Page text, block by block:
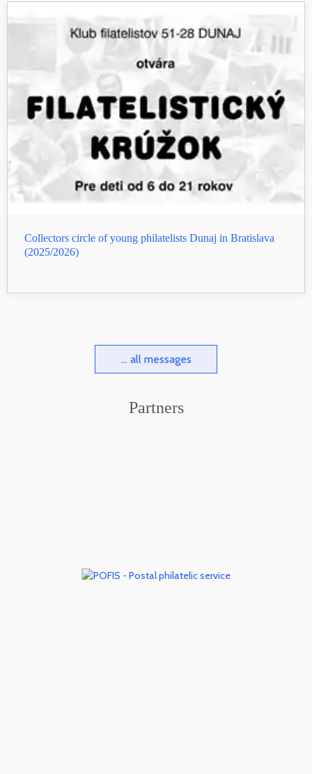
Collectors circle of young philatelists Dunaj in Bratislava
(2025/2026)
... all messages
Partners